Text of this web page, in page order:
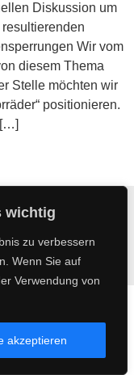
wichtig
zu verbessern
Wenn Sie auf
Verwendung von
akzeptieren
Diskussion um
Wir vom
diesem Thema
Stelle möchten wir
positionieren.
[…]
Copyright 2025
e.V.